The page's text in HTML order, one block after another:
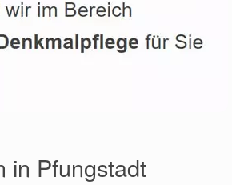
in Pfungstadt